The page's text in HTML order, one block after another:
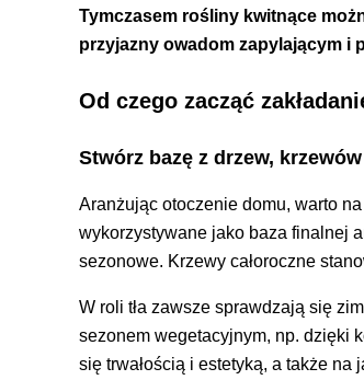
Tymczasem rośliny kwitnące
przyjazny owadom zapylającym i
Od czego zacząć
Stwórz bazę z drzew,
Aranżując otoczenie domu, warto
wykorzystywane jako baza finalnej
sezonowe. Krzewy całoroczne
W roli tła zawsze sprawdzają się
sezonem wegetacyjnym, np. dzięki
się trwałością i estetyką, a także na